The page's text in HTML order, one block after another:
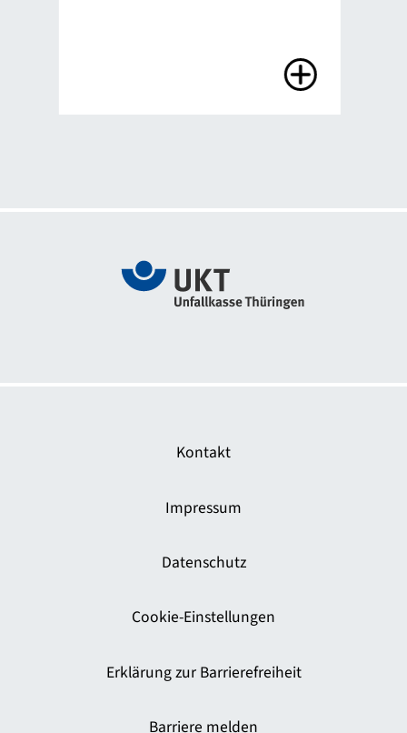
Kontakt
Impressum
Datenschutz
Cookie-Einstellungen
Erklärung zur Barrierefreiheit
Barriere melden